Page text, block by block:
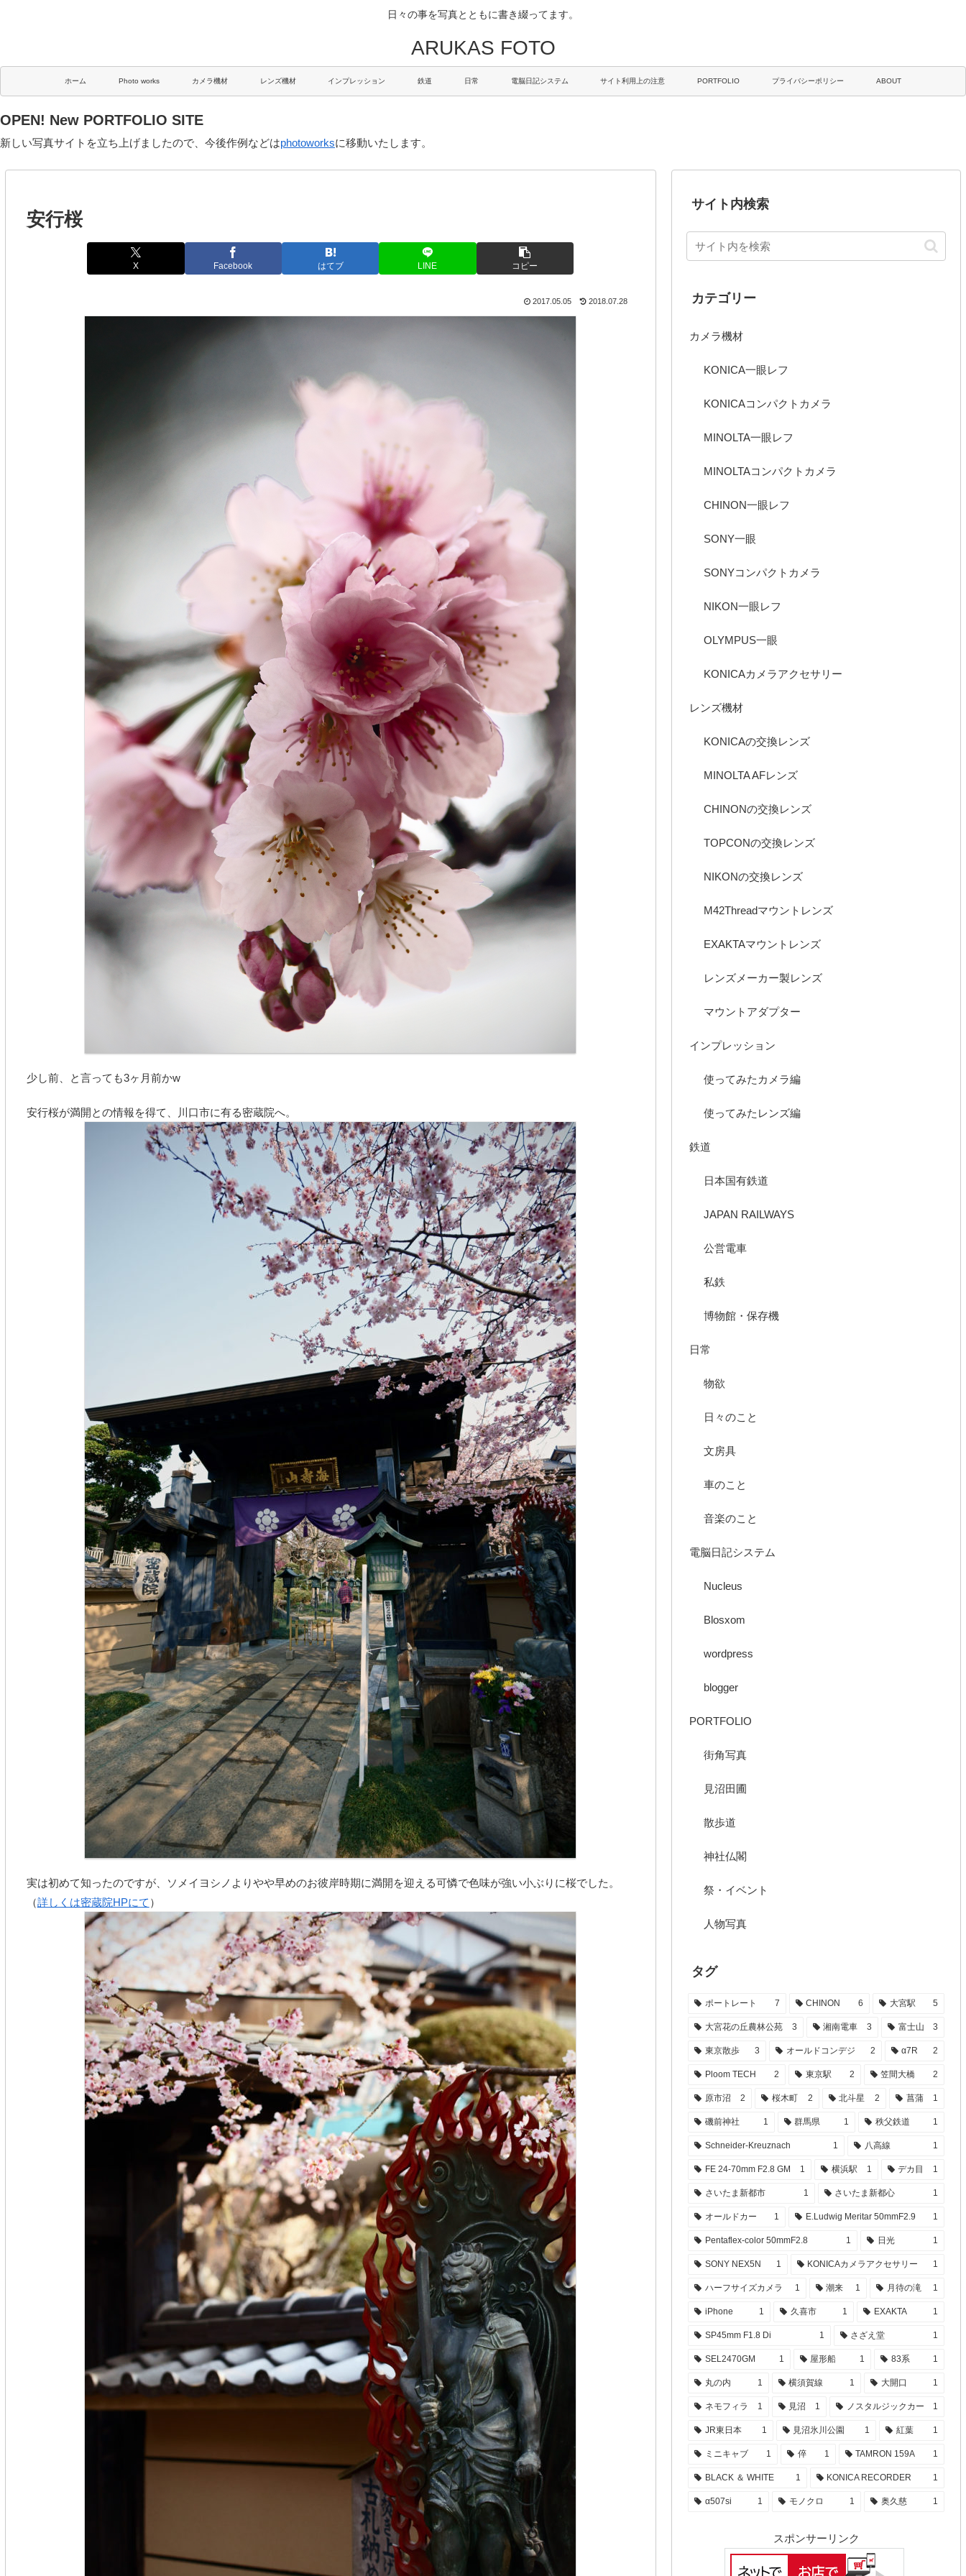
日々の事を写真とともに書き綴ってます。
ARUKAS FOTO
ホーム Photo works カメラ機材 レンズ機材 インプレッション 鉄道 日常 電脳日記システム サイト利用上の注意 PORTFOLIO プライバシーポリシー ABOUT
OPEN! New PORTFOLIO SITE
新しい写真サイトを立ち上げましたので、今後作例などはphotoworksに移動いたします。
安行桜
X Facebook はてブ LINE コピー
2017.05.05 2018.07.28
少し前、と言っても3ヶ月前かw
安行桜が満開との情報を得て、川口市に有る密蔵院へ。
実は初めて知ったのですが、ソメイヨシノよりやや早めのお彼岸時期に満開を迎える可憐で色味が強い小ぶりに桜でした。
（詳しくは密蔵院HPにて ）
サイト内検索
カテゴリー
カメラ機材
KONICA一眼レフ
KONICAコンパクトカメラ
MINOLTA一眼レフ
MINOLTAコンパクトカメラ
CHINON一眼レフ
SONY一眼
SONYコンパクトカメラ
NIKON一眼レフ
OLYMPUS一眼
KONICAカメラアクセサリー
レンズ機材
KONICAの交換レンズ
MINOLTA AFレンズ
CHINONの交換レンズ
TOPCONの交換レンズ
NIKONの交換レンズ
M42Threadマウントレンズ
EXAKTAマウントレンズ
レンズメーカー製レンズ
マウントアダプター
インプレッション
使ってみたカメラ編
使ってみたレンズ編
鉄道
日本国有鉄道
JAPAN RAILWAYS
公営電車
私鉄
博物館・保存機
日常
物欲
日々のこと
文房具
車のこと
音楽のこと
電脳日記システム
Nucleus
Blosxom
wordpress
blogger
PORTFOLIO
街角写真
見沼田圃
散歩道
神社仏閣
祭・イベント
人物写真
タグ
ポートレート 7 CHINON 6 大宮駅 5
大宮花の丘農林公苑 3 湘南電車 3 富士山 3
東京散歩 3 オールドコンデジ 2 α7R 2
Ploom TECH 2 東京駅 2 笠間大橋 2
原市沼 2 桜木町 2 北斗星 2 菖蒲 1
磯前神社 1 群馬県 1 秩父鉄道 1
Schneider-Kreuznach 1 八高線 1
FE 24-70mm F2.8 GM 1 横浜駅 1 デカ目 1
さいたま新都市 1 さいたま新都心 1
オールドカー 1 E.Ludwig Meritar 50mmF2.9 1
Pentaflex-color 50mmF2.8 1 日光 1
SONY NEX5N 1 KONICAカメラアクセサリー 1
ハーフサイズカメラ 1 潮来 1 月待の滝 1
iPhone 1 久喜市 1 EXAKTA 1
SP45mm F1.8 Di 1 さざえ堂 1
SEL2470GM 1 屋形船 1 83系 1
丸の内 1 横須賀線 1 大開口 1
ネモフィラ 1 見沼 1 ノスタルジックカー 1
JR東日本 1 見沼氷川公園 1 紅葉 1
ミニキャブ 1 倅 1 TAMRON 159A 1
BLACK ＆ WHITE 1 KONICA RECORDER 1
α507si 1 モノクロ 1 奥久慈 1
スポンサーリンク